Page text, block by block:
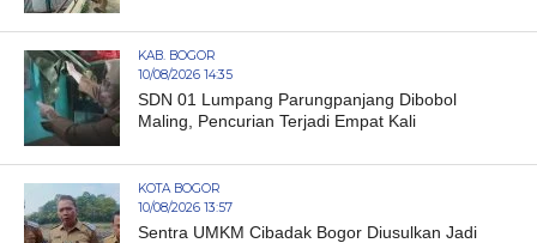
KAB. BOGOR
10/08/2026 14:35
SDN 01 Lumpang Parungpanjang Dibobol
Maling, Pencurian Terjadi Empat Kali
KOTA BOGOR
10/08/2026 13:57
Sentra UMKM Cibadak Bogor Diusulkan Jadi